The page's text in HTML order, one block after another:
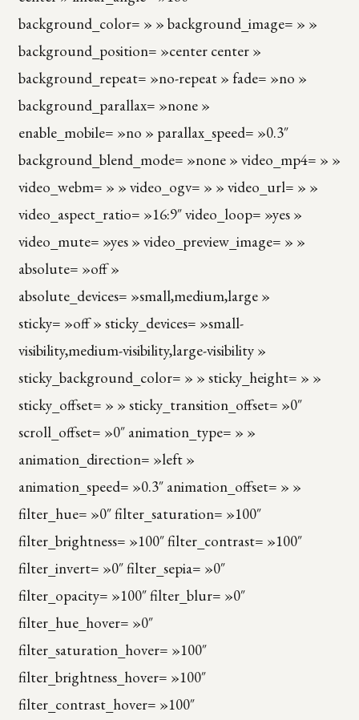
background_color= » » background_image= » »
background_position= »center center »
background_repeat= »no-repeat » fade= »no »
background_parallax= »none »
enable_mobile= »no » parallax_speed= »0.3″
background_blend_mode= »none » video_mp4= » »
video_webm= » » video_ogv= » » video_url= » »
video_aspect_ratio= »16:9″ video_loop= »yes »
video_mute= »yes » video_preview_image= » »
absolute= »off »
absolute_devices= »small,medium,large »
sticky= »off » sticky_devices= »small-
visibility,medium-visibility,large-visibility »
sticky_background_color= » » sticky_height= » »
sticky_offset= » » sticky_transition_offset= »0″
scroll_offset= »0″ animation_type= » »
animation_direction= »left »
animation_speed= »0.3″ animation_offset= » »
filter_hue= »0″ filter_saturation= »100″
filter_brightness= »100″ filter_contrast= »100″
filter_invert= »0″ filter_sepia= »0″
filter_opacity= »100″ filter_blur= »0″
filter_hue_hover= »0″
filter_saturation_hover= »100″
filter_brightness_hover= »100″
filter_contrast_hover= »100″